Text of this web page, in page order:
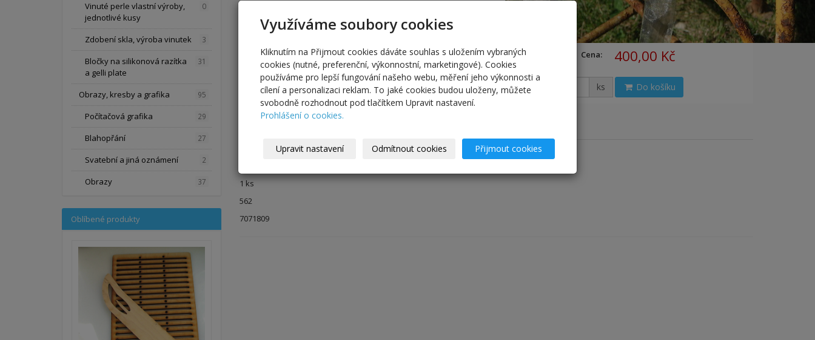
Cena: 400,00 Kč
ks Do košíku
Pásek nebo čelenka
1 ks
562
7071809
Vinuté perle vlastní výroby,
jednotlivé kusy
0
Zdobení skla, výroba vinutek 3
Bločky na silikonová razítka
a gelli plate
31
Obrazy, kresby a grafika 95
Počítačová grafika 29
Blahopřání 27
Svatební a jiná oznámení 2
Obrazy 37
Oblíbené produkty
Využíváme soubory cookies
Kliknutím na Přijmout cookies dáváte souhlas s uložením vybraných
cookies (nutné, preferenční, výkonnostní, marketingové). Cookies
používáme pro lepší fungování našeho webu, měření jeho výkonnosti a
cílení a personalizaci reklam. To jaké cookies budou uloženy, můžete
svobodně rozhodnout pod tlačítkem Upravit nastavení.
Prohlášení o cookies.
Upravit nastavení Odmítnout cookies Přijmout cookies